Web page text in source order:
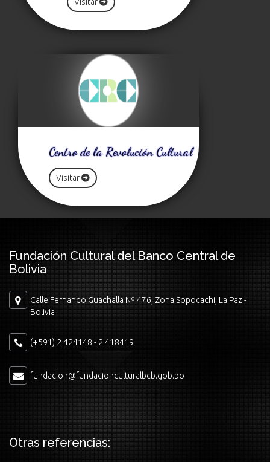
Centro de la Revolución Cultural
Visitar
Fundación Cultural del Banco Central de
Bolivia
Calle Fernando Guachalla Nº 476, Zona Sopocachi, La Paz -
Bolivia
(+591) 2 424148 - 2 418419
fundacion@fundacionculturalbcb.gob.bo
Otras referencias: